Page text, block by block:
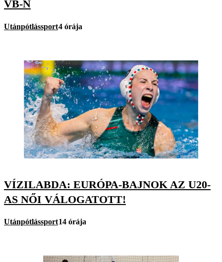
VB-N
Utánpótlássport4 órája
VÍZILABDA: EURÓPA-BAJNOK AZ U20-
AS NŐI VÁLOGATOTT!
Utánpótlássport14 órája